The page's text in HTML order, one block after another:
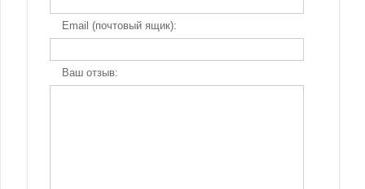
Email (почтовый ящик):
Ваш отзыв: